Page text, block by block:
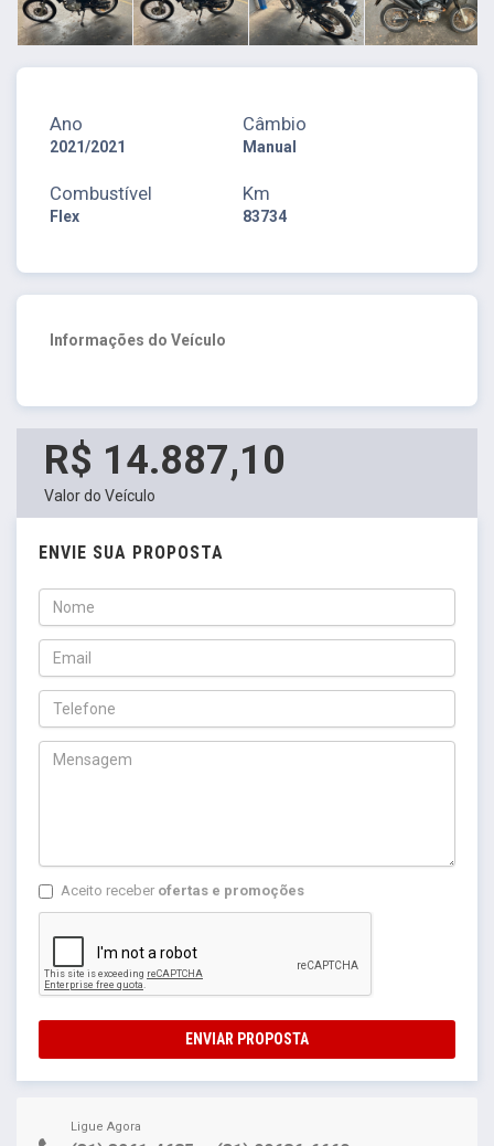
Ano
2021/2021
Câmbio
Manual
Combustível
Flex
Km
83734
Informações do Veículo
R$ 14.887,10
Valor do Veículo
ENVIE SUA PROPOSTA
Aceito receber ofertas e promoções
ENVIAR PROPOSTA
Ligue Agora